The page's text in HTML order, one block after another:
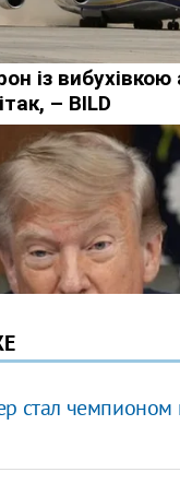
стал чемпионом